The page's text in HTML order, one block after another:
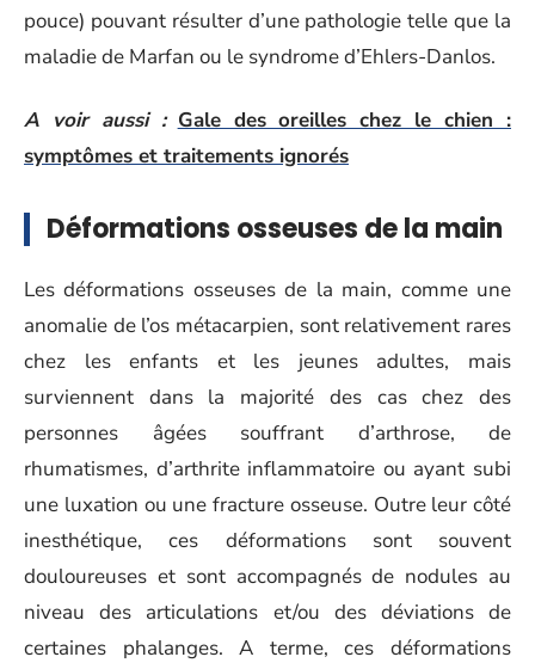
pouce) pouvant résulter d’une pathologie telle que la
maladie de Marfan ou le syndrome d’Ehlers-Danlos.
A voir aussi : Gale des oreilles chez le chien :
symptômes et traitements ignorés
Déformations osseuses de la main
Les déformations osseuses de la main, comme une
anomalie de l’os métacarpien, sont relativement rares
chez les enfants et les jeunes adultes, mais
surviennent dans la majorité des cas chez des
personnes âgées souffrant d’arthrose, de
rhumatismes, d’arthrite inflammatoire ou ayant subi
une luxation ou une fracture osseuse. Outre leur côté
inesthétique, ces déformations sont souvent
douloureuses et sont accompagnés de nodules au
niveau des articulations et/ou des déviations de
certaines phalanges. A terme, ces déformations